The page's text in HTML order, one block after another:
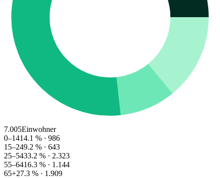
7.005Einwohner
0–1414.1 % · 986
15–249.2 % · 643
25–5433.2 % · 2.323
55–6416.3 % · 1.144
65+27.3 % · 1.909